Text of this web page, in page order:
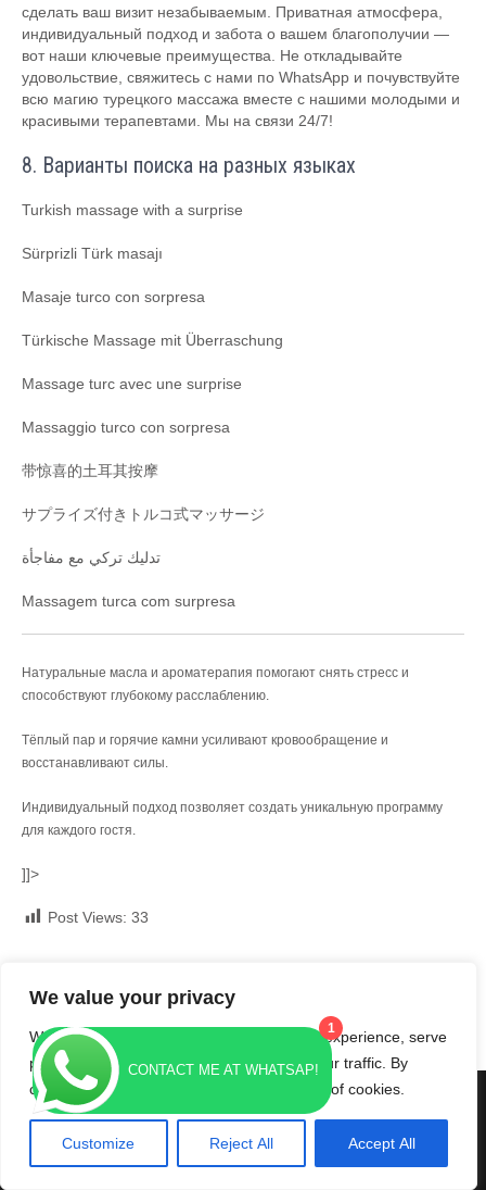
We value your privacy
We use cookies to enhance your browsing experience, serve
personalized ads or content, and analyze our traffic. By
clicking "Accept All", you consent to our use of cookies.
Customize Reject All Accept All
сделать ваш визит незабываемым. Приватная атмосфера,
индивидуальный подход и забота о вашем благополучии —
вот наши ключевые преимущества. Не откладывайте
удовольствие, свяжитесь с нами по WhatsApp и почувствуйте
всю магию турецкого массажа вместе с нашими молодыми и
красивыми терапевтами. Мы на связи 24/7!
8. Варианты поиска на разных языках
Turkish massage with a surprise
Sürprizli Türk masajı
Masaje turco con sorpresa
Türkische Massage mit Überraschung
Massage turc avec une surprise
Massaggio turco con sorpresa
带惊喜的土耳其按摩
サプライズ付きトルコ式マッサージ
تدليك تركي مع مفاجأة
Massagem turca com surpresa
Натуральные масла и ароматерапия помогают снять стресс и
способствуют глубокому расслаблению.
Тёплый пар и горячие камни усиливают кровообращение и
восстанавливают силы.
Индивидуальный подход позволяет создать уникальную программу
для каждого гостя.
]]>
Post Views: 33
navigation
for Couples in İstanbul
探索伊斯坦布尔的专业努鲁按摩：身心灵的完美融合
Theme By Spa Lite
1
CONTACT ME AT WHATSAP!
Contact us
O